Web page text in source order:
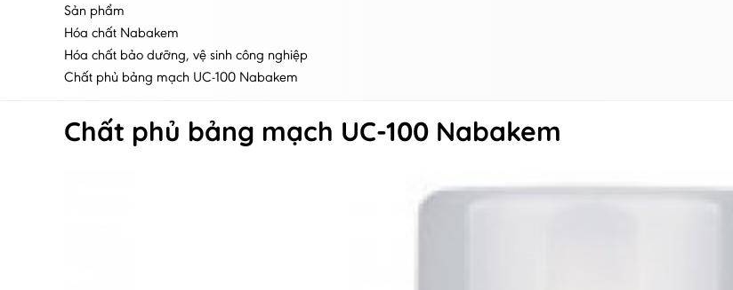
Sản phẩm
Hóa chất Nabakem
Hóa chất bảo dưỡng, vệ sinh công nghiệp
Chất phủ bảng mạch UC-100 Nabakem
Chất phủ bảng mạch UC-100 Nabakem